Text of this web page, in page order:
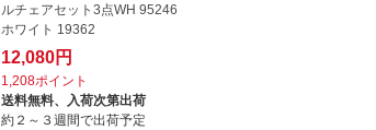
ルチェアセット3点WH 95246
ホワイト 19362
12,080円
1,208ポイント
送料無料、
入荷次第出荷
約２～３週間で出荷予定